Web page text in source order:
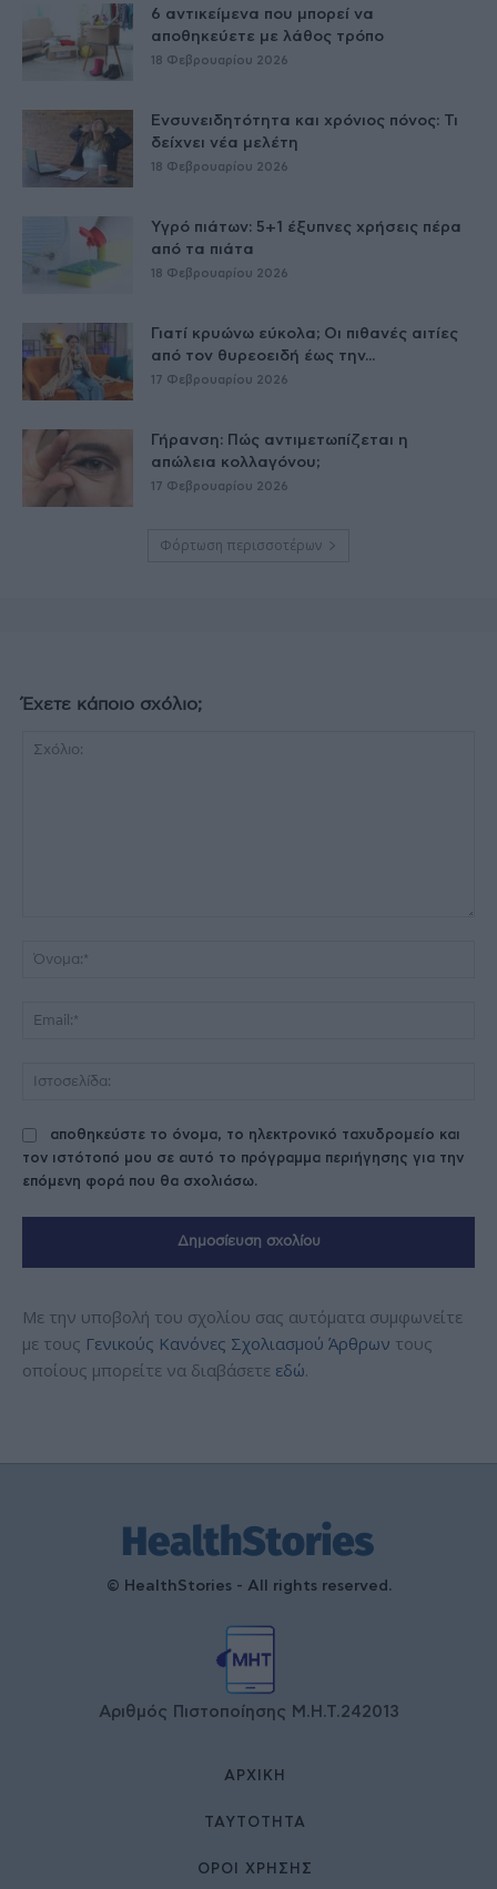
6 αντικείμενα που μπορεί να
αποθηκεύετε με λάθος τρόπο
18 Φεβρουαρίου 2026
Ενσυνειδητότητα και χρόνιος πόνος: Τι
δείχνει νέα μελέτη
18 Φεβρουαρίου 2026
Υγρό πιάτων: 5+1 έξυπνες χρήσεις πέρα
από τα πιάτα
18 Φεβρουαρίου 2026
Γιατί κρυώνω εύκολα; Οι πιθανές αιτίες
από τον θυρεοειδή έως την...
17 Φεβρουαρίου 2026
Γήρανση: Πώς αντιμετωπίζεται η
απώλεια κολλαγόνου;
17 Φεβρουαρίου 2026
Φόρτωση περισσοτέρων
Έχετε κάποιο σχόλιο;
αποθηκεύστε το όνομα, το ηλεκτρονικό ταχυδρομείο και
τον ιστότοπό μου σε αυτό το πρόγραμμα περιήγησης για την
επόμενη φορά που θα σχολιάσω.
Με την υποβολή του σχολίου σας αυτόματα συμφωνείτε
με τους Γενικούς Κανόνες Σχολιασμού Άρθρων τους
οποίους μπορείτε να διαβάσετε εδώ.
© HealthStories - All rights reserved.
Αριθμός Πιστοποίησης Μ.Η.Τ.242013
ΑΡΧΙΚΉ
ΤΑΥΤΌΤΗΤΑ
ΌΡΟΙ ΧΡΉΣΗΣ